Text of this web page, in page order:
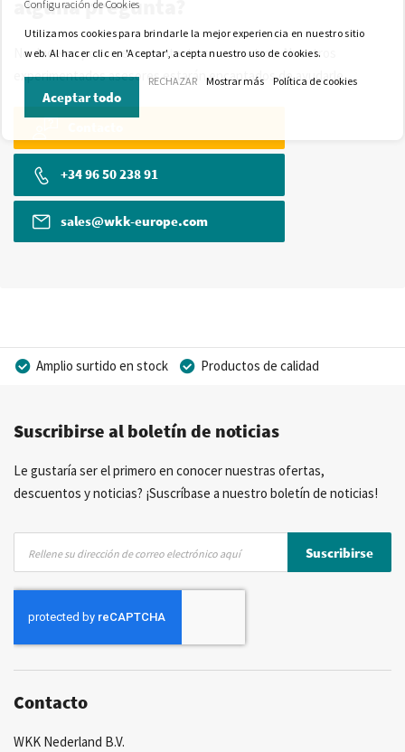
alguna pregunta?
No dude en ponerse en contacto con nosotros. Nuestros
experimentados asesores estarán encantados de ayudarle.
+34 96 50 238 91
sales@wkk-europe.com
Amplio surtido en stock
Productos de calidad
Asesoramiento personal
Más de 40 años de experiencia
Posibilidad de crear marca privada
Suscribirse al boletín de noticias
Le gustaría ser el primero en conocer nuestras ofertas,
descuentos y noticias? ¡Suscríbase a nuestro boletín de noticias!
nuestro
boletín
Suscribirse
Contacto
WKK Nederland B.V.
Configuración de Cookies
Utilizamos cookies para brindarle la mejor experiencia en nuestro sitio
web. Al hacer clic en 'Aceptar', acepta nuestro uso de cookies.
Aceptar todo
RECHAZAR Mostrar más Política de cookies